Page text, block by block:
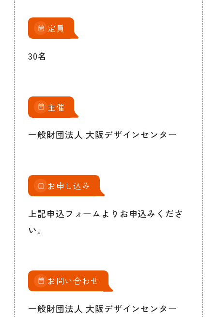
定員
30名
主催
一般財団法人 大阪デザインセンター
お申し込み
上記申込フォームよりお申込みくださ
い。
お問い合わせ
一般財団法人 大阪デザインセンター